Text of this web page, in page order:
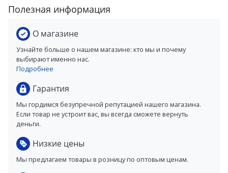
Полезная информация
О магазине
Узнайте больше о нашем магазине: кто мы и почему
выбирают именно нас.
Подробнее
Гарантия
Мы гордимся безупречной репутацией нашего магазина.
Если товар не устроит вас, вы всегда сможете вернуть
деньги.
Низкие цены
Мы предлагаем товары в розницу по оптовым ценам.